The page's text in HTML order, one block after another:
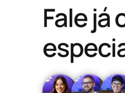
Fale já